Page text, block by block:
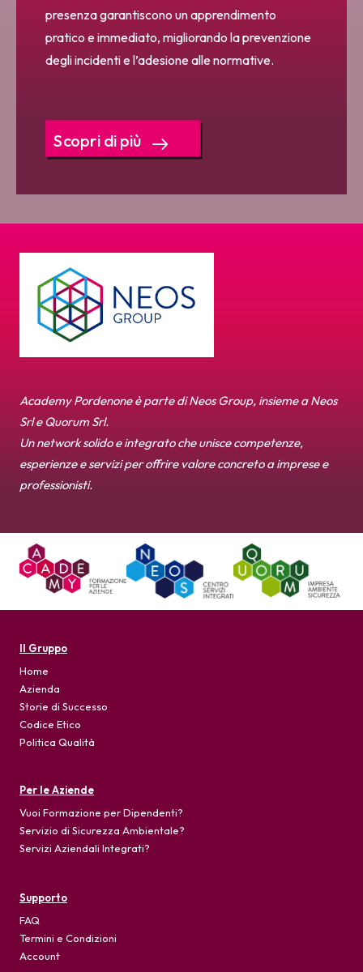
presenza garantiscono un apprendimento
pratico e immediato, migliorando la prevenzione
degli incidenti e l’adesione alle normative.
Scopri di più
Academy Pordenone è parte di Neos Group, insieme a Neos
Srl e Quorum Srl.
Un network solido e integrato che unisce competenze,
esperienze e servizi per offrire valore concreto a imprese e
professionisti.
Il Gruppo
Home
Azienda
Storie di Successo
Codice Etico
Politica Qualità
Per le Aziende
Vuoi Formazione per Dipendenti?
Servizio di Sicurezza Ambientale?
Servizi Aziendali Integrati?
Supporto
FAQ
Termini e Condizioni
Account